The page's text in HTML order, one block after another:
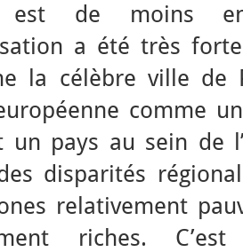
est de moins
a été très
la célèbre ville de
comme
un pays au sein de
disparités
relativement
riches.